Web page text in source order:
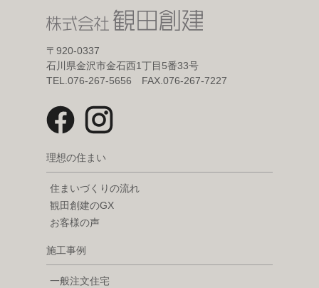
〒920-0337
石川県金沢市金石西1丁目5番33号
TEL.076-267-5656 FAX.076-267-7227
理想の住まい
住まいづくりの流れ
観田創建のGX
お客様の声
施工事例
一般注文住宅